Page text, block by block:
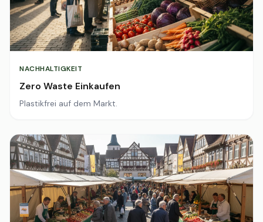
NACHHALTIGKEIT
Zero Waste Einkaufen
Plastikfrei auf dem Markt.